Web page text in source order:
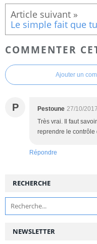
Le simple fait que
COMMENTER
Ajouter un
P Pestoune 27/10/
Très vrai. Il faut
reprendre le contrôle
Répondre
NEWSLETTER
RECHERCHE